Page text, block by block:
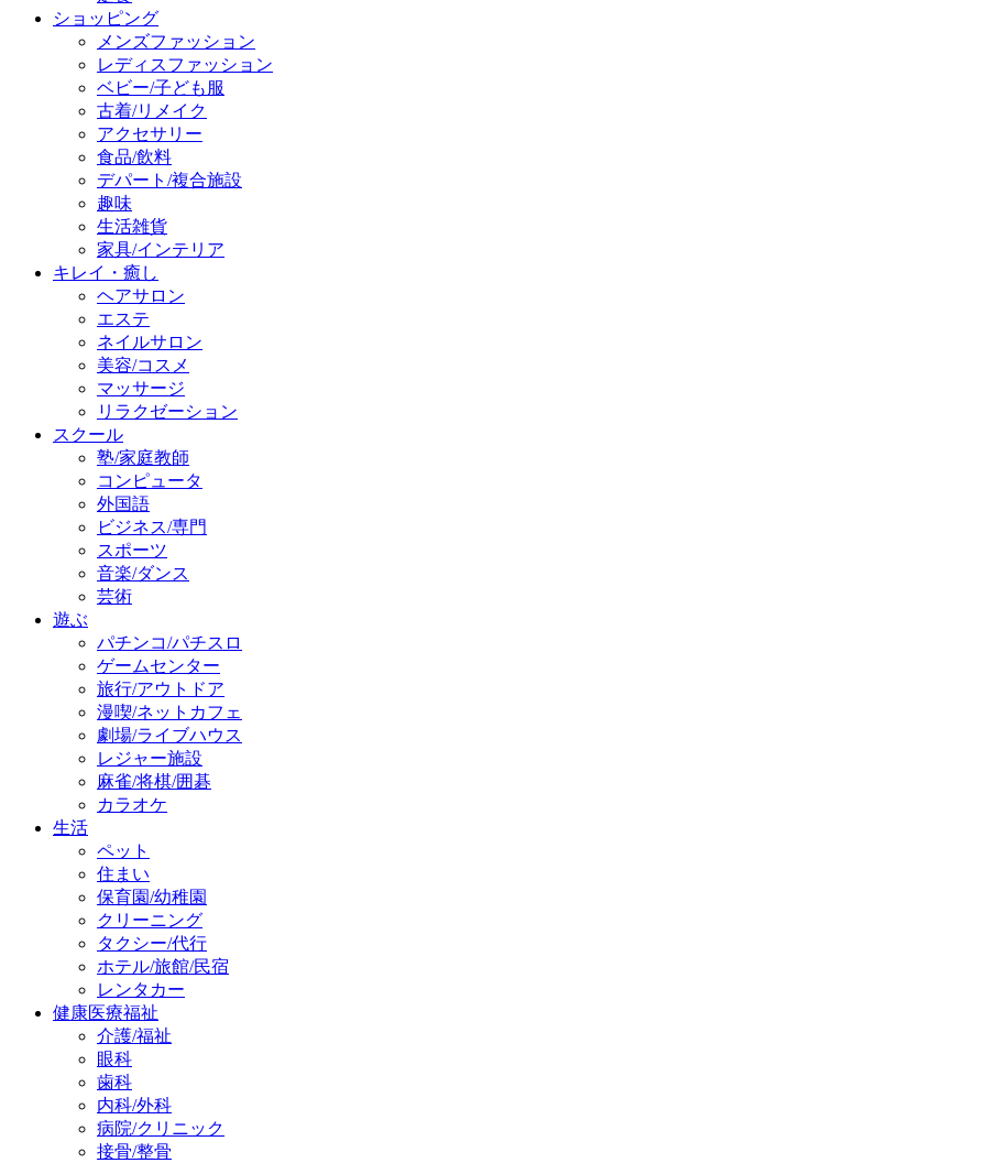
ショッピング
メンズファッション
レディスファッション
ベビー/子ども服
古着/リメイク
アクセサリー
食品/飲料
デパート/複合施設
趣味
生活雑貨
家具/インテリア
キレイ・癒し
ヘアサロン
エステ
ネイルサロン
美容/コスメ
マッサージ
リラクゼーション
スクール
塾/家庭教師
コンピュータ
外国語
ビジネス/専門
スポーツ
音楽/ダンス
芸術
遊ぶ
パチンコ/パチスロ
ゲームセンター
旅行/アウトドア
漫喫/ネットカフェ
劇場/ライブハウス
レジャー施設
麻雀/将棋/囲碁
カラオケ
生活
ペット
住まい
保育園/幼稚園
クリーニング
タクシー/代行
ホテル/旅館/民宿
レンタカー
健康医療福祉
介護/福祉
眼科
歯科
内科/外科
病院/クリニック
接骨/整骨